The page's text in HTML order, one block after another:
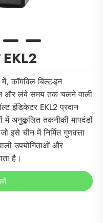
EKL2
कॉमविल बिल्ट-इन
और लंबे समय तक चलने वाली
इंडिकेटर EKL2 प्रदान
में अनुकूलित तकनीकी मापदंडों
इसे चीन में निर्मित गुणवत्ता
उपयोगिताओं और
है।